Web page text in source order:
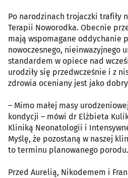
Po narodzinach trojaczki trafiły
Terapii Noworodka. Obecnie
mają wspomagane oddychanie
nowoczesnego, nieinwazyjnego
standardem w opiece nad
urodziły się przedwcześnie i z
zdrowia oceniany jest jako
– Mimo małej masy
kondycji – mówi dr Elżbieta
Kliniką Neonatologii i
Myślę, że pozostaną w naszej
to terminu planowanego porodu.
Przed Aurelią, Nikodemem i